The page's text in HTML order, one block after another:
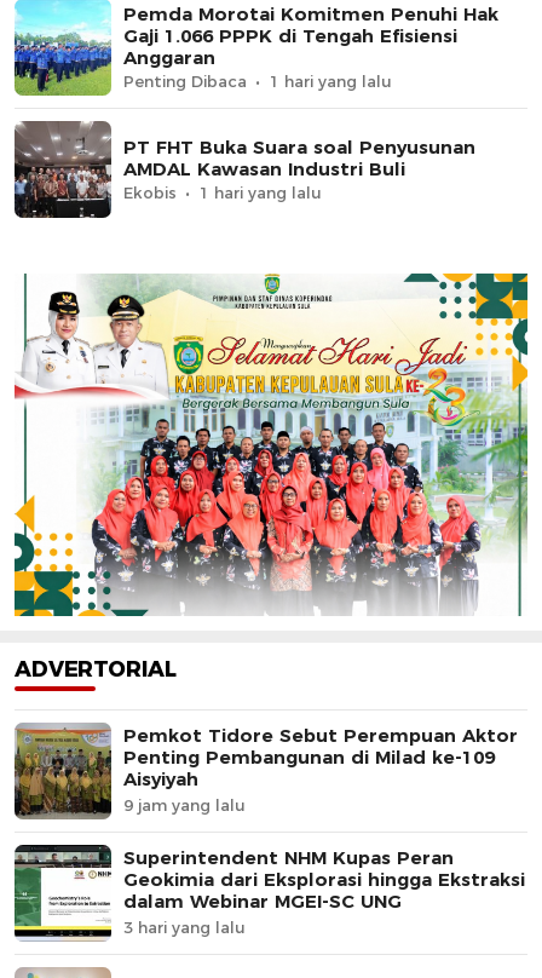
Pemda Morotai Komitmen Penuhi Hak
Gaji 1.066 PPPK di Tengah Efisiensi
Anggaran
Penting Dibaca 1 hari yang lalu
PT FHT Buka Suara soal Penyusunan
AMDAL Kawasan Industri Buli
Ekobis 1 hari yang lalu
ADVERTORIAL
Pemkot Tidore Sebut Perempuan Aktor
Penting Pembangunan di Milad ke-109
Aisyiyah
9 jam yang lalu
Superintendent NHM Kupas Peran
Geokimia dari Eksplorasi hingga Ekstraksi
dalam Webinar MGEI-SC UNG
3 hari yang lalu